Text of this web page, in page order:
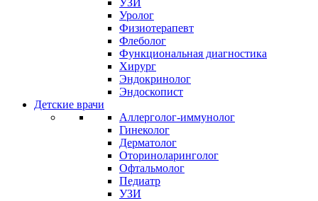
УЗИ
Уролог
Физиотерапевт
Флеболог
Функциональная диагностика
Хирург
Эндокринолог
Эндоскопист
Детские врачи
Аллерголог-иммунолог
Гинеколог
Дерматолог
Оториноларинголог
Офтальмолог
Педиатр
УЗИ